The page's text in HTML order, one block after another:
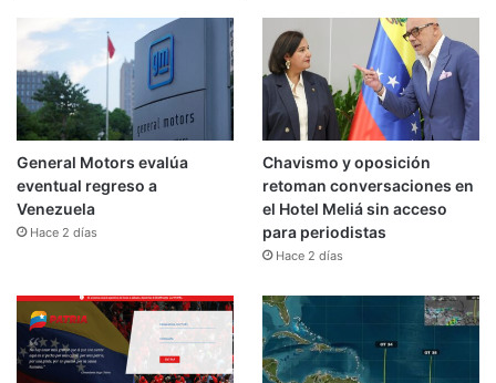
General Motors evalúa
eventual regreso a
Venezuela
Hace 2 días
Chavismo y oposición
retoman conversaciones en
el Hotel Meliá sin acceso
para periodistas
Hace 2 días